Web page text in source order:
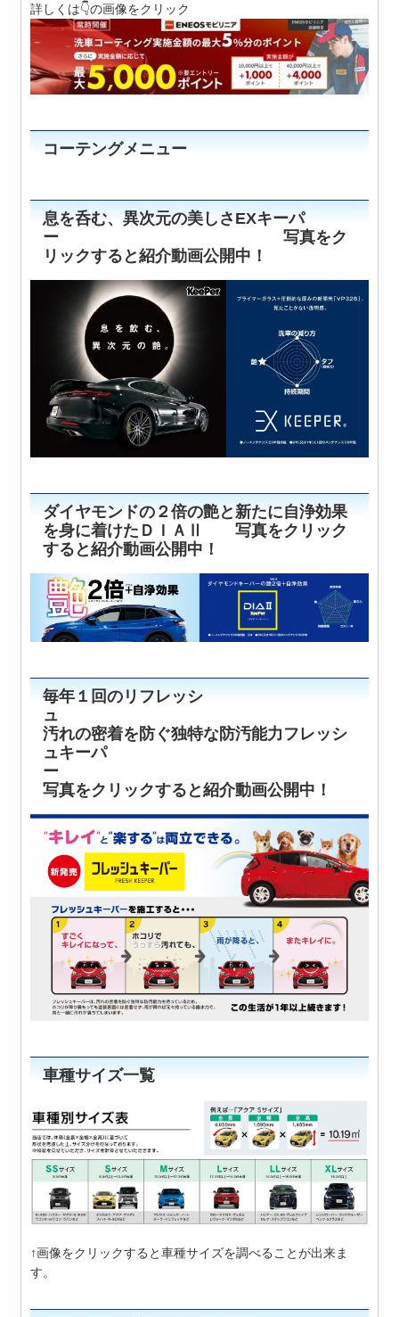
詳しくは👇の画像をクリック
コーテングメニュー
息を呑む、異次元の美しさEXキーパ
ー 写真をク
リックすると紹介動画公開中！
ダイヤモンドの２倍の艶と新たに自浄効果
を身に着けたＤＩＡⅡ 写真をクリック
すると紹介動画公開中！
毎年１回のリフレッシ
ュ
汚れの密着を防ぐ独特な防汚能力フレッシ
ュキーパ
ー
写真をクリックすると紹介動画公開中！
車種サイズ一覧
↑画像をクリックすると車種サイズを調べることが出来ま
す。